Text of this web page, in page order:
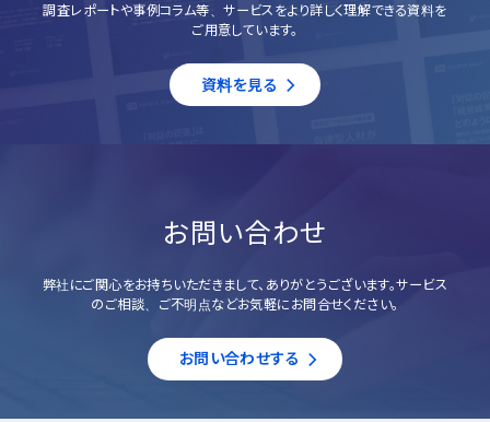
調査レポートや事例コラム等、サービスをより詳しく理解できる資料を
ご用意しています。
資料を見る
お問い合わせ
弊社にご関心をお持ちいただきまして、ありがとうございます。サービス
のご相談、ご不明点などお気軽にお問合せください。
お問い合わせする